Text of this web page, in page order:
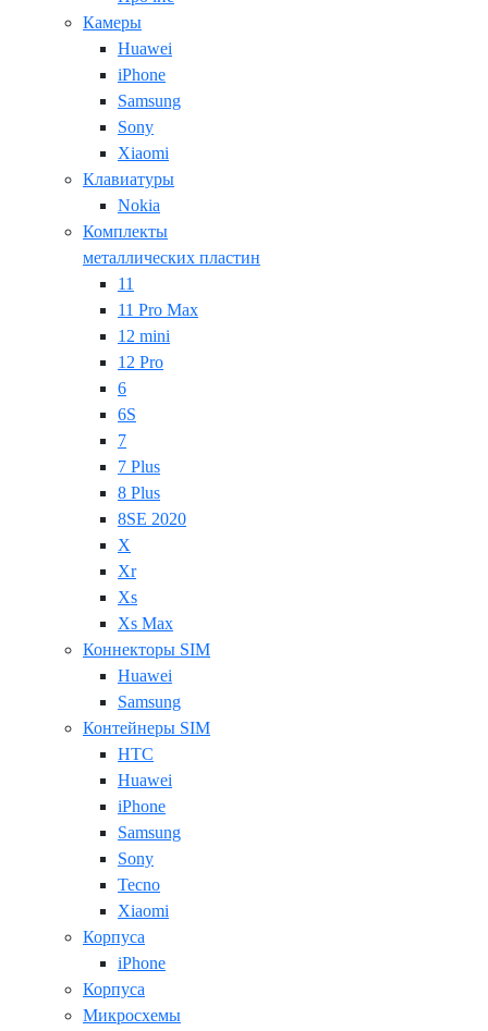
Камеры
Huawei
iPhone
Samsung
Sony
Xiaomi
Клавиатуры
Nokia
Комплекты
металлических пластин
11
11 Pro Max
12 mini
12 Pro
6
6S
7
7 Plus
8 Plus
8SE 2020
X
Xr
Xs
Xs Max
Коннекторы SIM
Huawei
Samsung
Контейнеры SIM
HTC
Huawei
iPhone
Samsung
Sony
Tecno
Xiaomi
Корпуса
iPhone
Корпуса
Микросхемы